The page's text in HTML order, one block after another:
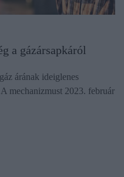
a gázársapkáról
árának ideiglenes
mechanizmust 2023. február